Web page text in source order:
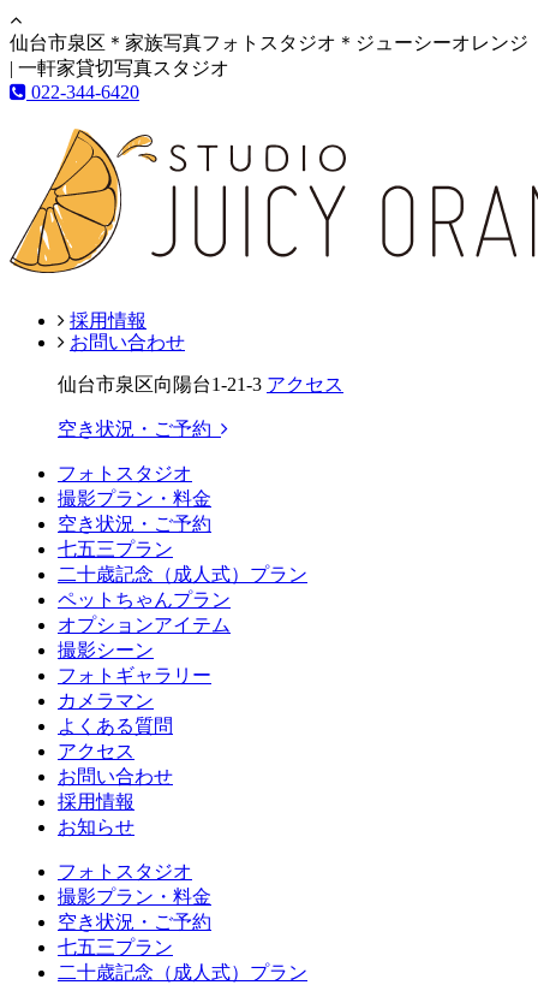
仙台市泉区＊家族写真フォトスタジオ＊ジューシーオレンジ
| 一軒家貸切写真スタジオ
022-344-6420
採用情報
お問い合わせ
仙台市泉区向陽台1-21-3 アクセス
空き状況・ご予約
フォトスタジオ
撮影プラン・料金
空き状況・ご予約
七五三プラン
二十歳記念（成人式）プラン
ペットちゃんプラン
オプションアイテム
撮影シーン
フォトギャラリー
カメラマン
よくある質問
アクセス
お問い合わせ
採用情報
お知らせ
フォトスタジオ
撮影プラン・料金
空き状況・ご予約
七五三プラン
二十歳記念（成人式）プラン